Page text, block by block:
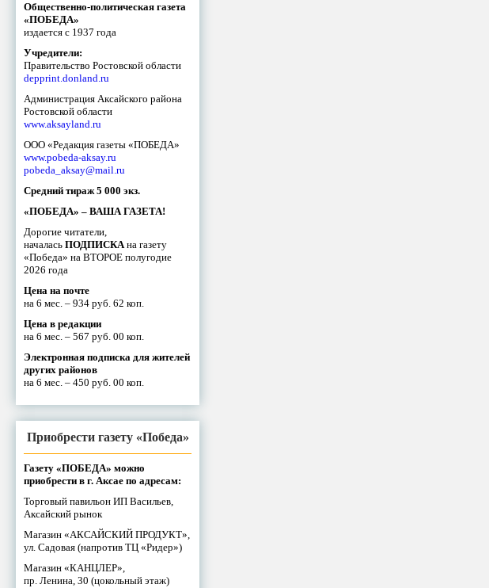
Общественно-политическая газета
«ПОБЕДА»
издается с 1937 года
Учредители:
Правительство Ростовской области
depprint.donland.ru
Администрация Аксайского района
Ростовской области
www.aksayland.ru
ООО «Редакция газеты «ПОБЕДА»
www.pobeda-aksay.ru
pobeda_aksay@mail.ru
Средний тираж 5 000 экз.
«ПОБЕДА» – ВАША ГАЗЕТА!
Дорогие читатели,
началась ПОДПИСКАна газету
«Победа» на ВТОРОЕ полугодие
2026 года
Цена на почте
на 6 мес. – 934 руб. 62 коп.
Цена в редакции
на 6 мес. – 567 руб. 00 коп.
Электронная подписка для жителей
других районов
на 6 мес. – 450 руб. 00 коп.
Приобрести газету «Победа»
Газету «ПОБЕДА» можно
приобрести в г. Аксае по адресам:
Торговый павильон ИП Васильев,
Аксайский рынок
Магазин «АКСАЙСКИЙ ПРОДУКТ»,
ул. Садовая (напротив ТЦ «Ридер»)
Магазин «КАНЦЛЕР»,
пр. Ленина, 30 (цокольный этаж)